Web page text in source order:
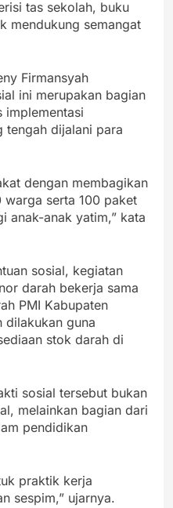
tas sekolah, buku
mendukung semangat
Firmansyah
ini merupakan bagian
implementasi
tengah dijalani para
dengan membagikan
serta 100 paket
anak-anak yatim,” kata
sosial, kegiatan
darah bekerja sama
PMI Kabupaten
dilakukan guna
stok darah di
sosial tersebut bukan
melainkan bagian dari
pendidikan
praktik kerja
sespim,” ujarnya.